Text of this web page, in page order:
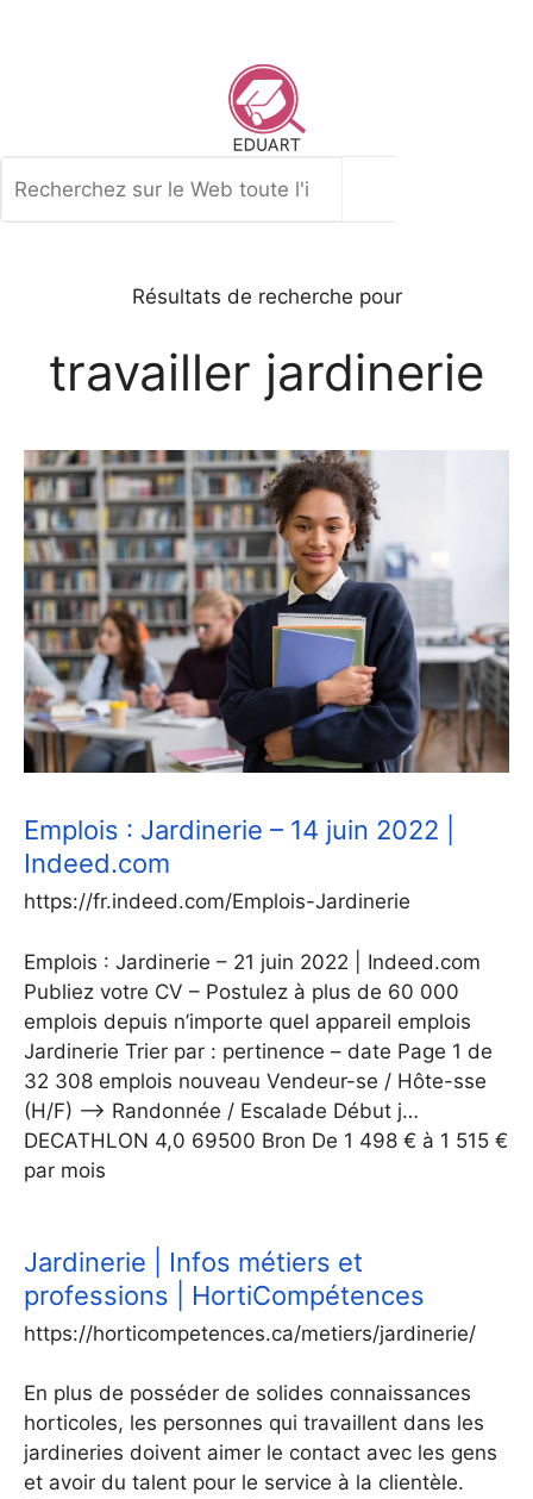
Résultats de recherche pour
travailler jardinerie
Emplois : Jardinerie – 14 juin 2022 |
Indeed.com
https://fr.indeed.com/Emplois-Jardinerie
Emplois : Jardinerie – 21 juin 2022 | Indeed.com
Publiez votre CV – Postulez à plus de 60 000
emplois depuis n’importe quel appareil emplois
Jardinerie Trier par : pertinence – date Page 1 de
32 308 emplois nouveau Vendeur-se / Hôte-sse
(H/F) –> Randonnée / Escalade Début j…
DECATHLON 4,0 69500 Bron De 1 498 € à 1 515 €
par mois
Jardinerie | Infos métiers et
professions | HortiCompétences
https://horticompetences.ca/metiers/jardinerie/
En plus de posséder de solides connaissances
horticoles, les personnes qui travaillent dans les
jardineries doivent aimer le contact avec les gens
et avoir du talent pour le service à la clientèle.